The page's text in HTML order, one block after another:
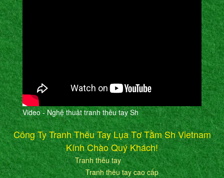
Video - Nghệ thuât tranh thêu tay Sh
Công Ty Tranh Thêu Tay Lụa Tơ Tằm Sh Vietnam
Kính Chào Quý Khách!
Tranh thêu tay
Tranh thêu tay cao cấp